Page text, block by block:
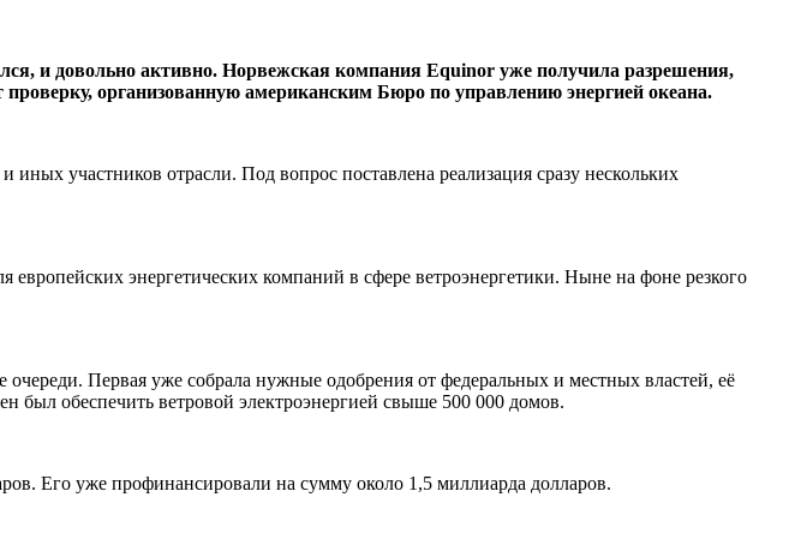
и довольно активно. Норвежская компания Equinor уже получила разрешения,
организованную американским Бюро по управлению энергией океана.
участников отрасли. Под вопрос поставлена реализация сразу нескольких
энергетических компаний в сфере ветроэнергетики. Ныне на фоне резкого
Первая уже собрала нужные одобрения от федеральных и местных властей, её
был обеспечить ветровой электроэнергией свыше 500 000 домов.
Его уже профинансировали на сумму около 1,5 миллиарда долларов.